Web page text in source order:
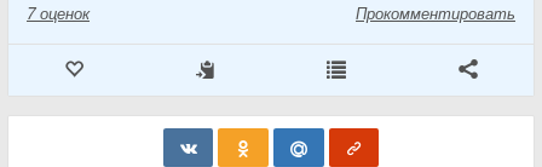
7 оценок Прокомментировать